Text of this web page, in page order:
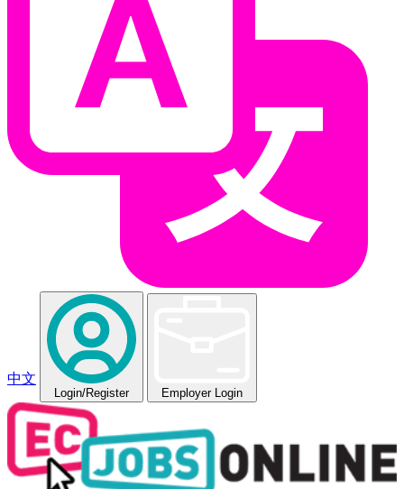
中文
Login/Register Employer Login